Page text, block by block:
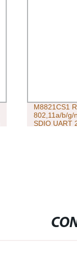
M8821CS1
802,11a/b/g/
SDIO UART